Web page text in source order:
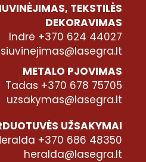
TEKSTILĖS
DEKORAVIMAS
Indrė +370 624 44027
siuvinejimas@lasegra.lt
METALO PJOVIMAS
Tadas +370 678 75705
uzsakymas@lasegra.lt
UŽSAKYMAI
+370 686 48350
heralda@lasegra.lt